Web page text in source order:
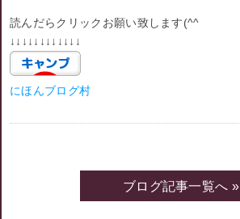
読んだらクリックお願い致します(^^ゞ
↓↓↓↓↓↓↓↓↓↓↓↓
にほんブログ村
ブログ記事一覧へ »